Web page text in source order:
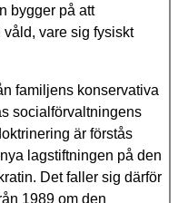
bygger på att
vare sig fysiskt
familjens konservativa
socialförvaltningens
är förstås
lagstiftningen på den
Det faller sig därför
1989 om den